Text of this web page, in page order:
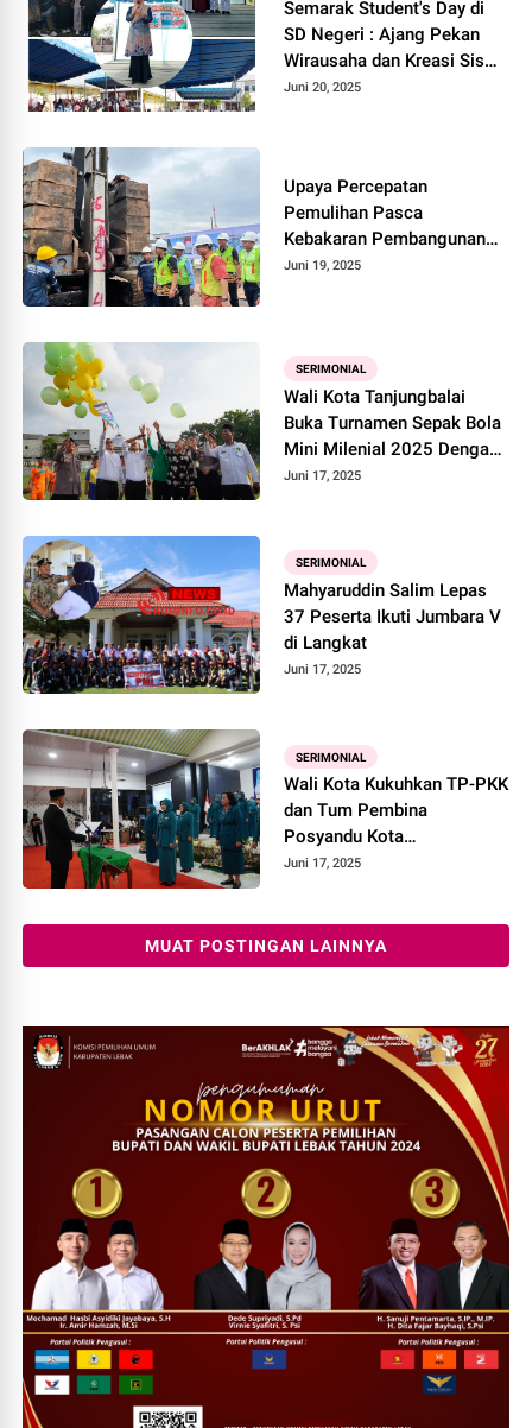
Semarak Student's Day di
SD Negeri : Ajang Pekan
Wirausaha dan Kreasi Siswa
- Siswi SD Negeri 132402
Juni 20, 2025
Upaya Percepatan
Pemulihan Pasca
Kebakaran Pembangunan
Pasar Rakyat Leuwiliang
Juni 19, 2025
SERIMONIAL
Wali Kota Tanjungbalai
Buka Turnamen Sepak Bola
Mini Milenial 2025 Dengan
Lepaskan Balon
Juni 17, 2025
SERIMONIAL
Mahyaruddin Salim Lepas
37 Peserta Ikuti Jumbara V
di Langkat
Juni 17, 2025
SERIMONIAL
Wali Kota Kukuhkan TP-PKK
dan Tum Pembina
Posyandu Kota
Tanjungbalai Masa Bakti
Juni 17, 2025
MUAT POSTINGAN LAINNYA